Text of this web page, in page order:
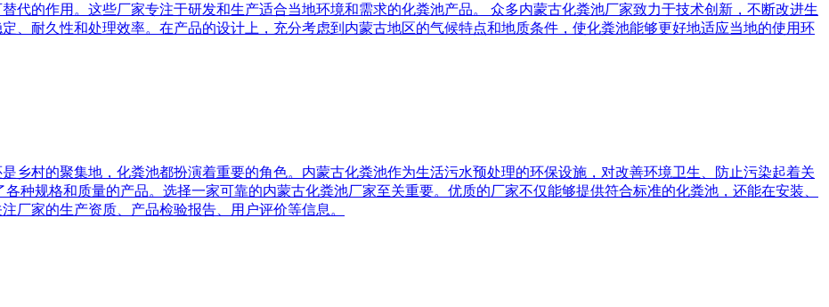
代的作用。这些厂家专注于研发和生产适合当地环境和需求的化粪池产品。 众多内蒙古化粪池厂家致力于技术创新，不断改进生
、耐久性和处理效率。在产品的设计上，充分考虑到内蒙古地区的气候特点和地质条件，使化粪池能够更好地适应当地的使用环
乡村的聚集地，化粪池都扮演着重要的角色。内蒙古化粪池作为生活污水预处理的环保设施，对改善环境卫生、防止污染起着关
种规格和质量的产品。选择一家可靠的内蒙古化粪池厂家至关重要。优质的厂家不仅能够提供符合标准的化粪池，还能在安装、
厂家的生产资质、产品检验报告、用户评价等信息。